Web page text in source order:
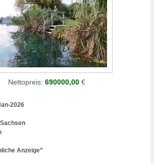
Nettopreis: 690000,00€
2026
Sachsen
Anzeige”